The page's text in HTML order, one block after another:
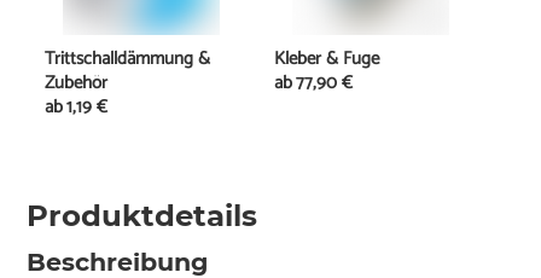
Produktdetails
Beschreibung
Trittschalldämmung &
Zubehör
ab1,19 €
Kleber & Fuge
ab77,90 €